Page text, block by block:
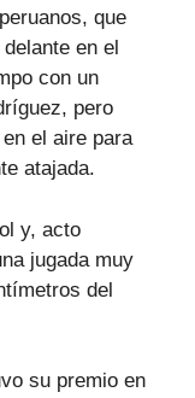
que
en el
con un
pero
el aire para
atajada.
y, acto
jugada muy
del
su premio en